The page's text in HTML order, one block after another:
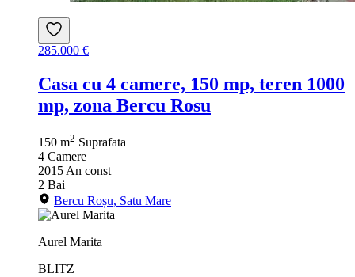
285.000 €
Casa cu 4 camere, 150 mp, teren 1000
mp, zona Bercu Rosu
150 m2 Suprafata
4 Camere
2015 An const
2 Bai
Bercu Roșu, Satu Mare
Aurel Marita
BLITZ